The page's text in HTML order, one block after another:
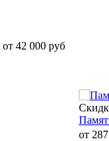
от 42 000 руб
от